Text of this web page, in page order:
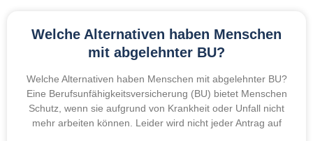
Welche Alternativen haben Menschen
mit abgelehnter BU?
Welche Alternativen haben Menschen mit abgelehnter BU?
Eine Berufsunfähigkeitsversicherung (BU) bietet Menschen
Schutz, wenn sie aufgrund von Krankheit oder Unfall nicht
mehr arbeiten können. Leider wird nicht jeder Antrag auf